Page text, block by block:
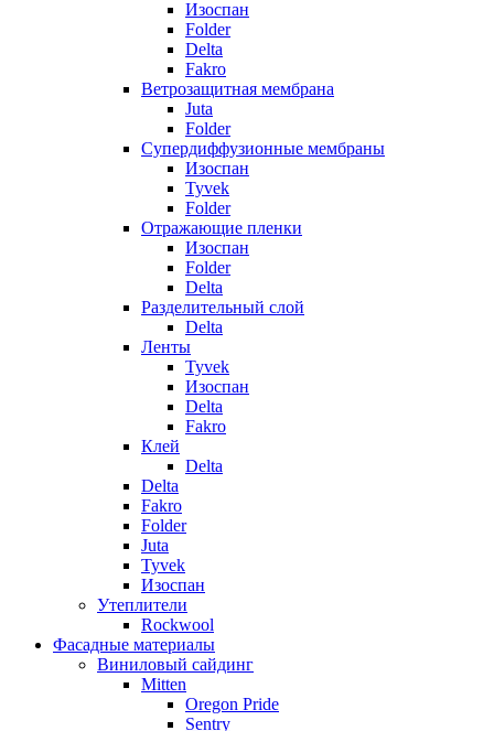
Изоспан
Folder
Delta
Fakro
Ветрозащитная мембрана
Juta
Folder
Супердиффузионные мембраны
Изоспан
Tyvek
Folder
Отражающие пленки
Изоспан
Folder
Delta
Разделительный слой
Delta
Ленты
Tyvek
Изоспан
Delta
Fakro
Клей
Delta
Delta
Fakro
Folder
Juta
Tyvek
Изоспан
Утеплители
Rockwool
Фасадные материалы
Виниловый сайдинг
Mitten
Oregon Pride
Sentry